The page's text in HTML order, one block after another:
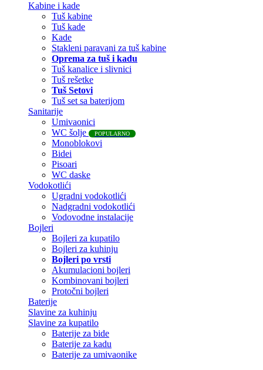
Kabine i kade
Tuš kabine
Tuš kade
Kade
Stakleni paravani za tuš kabine
Oprema za tuš i kadu
Tuš kanalice i slivnici
Tuš rešetke
Tuš Setovi
Tuš set sa baterijom
Sanitarije
Umivaonici
WC šolje
POPULARNO
Monoblokovi
Bidei
Pisoari
WC daske
Vodokotlići
Ugradni vodokotlići
Nadgradni vodokotlići
Vodovodne instalacije
Bojleri
Bojleri za kupatilo
Bojleri za kuhinju
Bojleri po vrsti
Akumulacioni bojleri
Kombinovani bojleri
Protočni bojleri
Baterije
Slavine za kuhinju
Slavine za kupatilo
Baterije za bide
Baterije za kadu
Baterije za umivaonike